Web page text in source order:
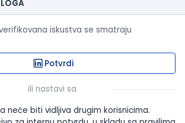
iskustva se smatraju
Potvrdi
ili nastavi sa
neće biti vidljiva drugim korisnicima.